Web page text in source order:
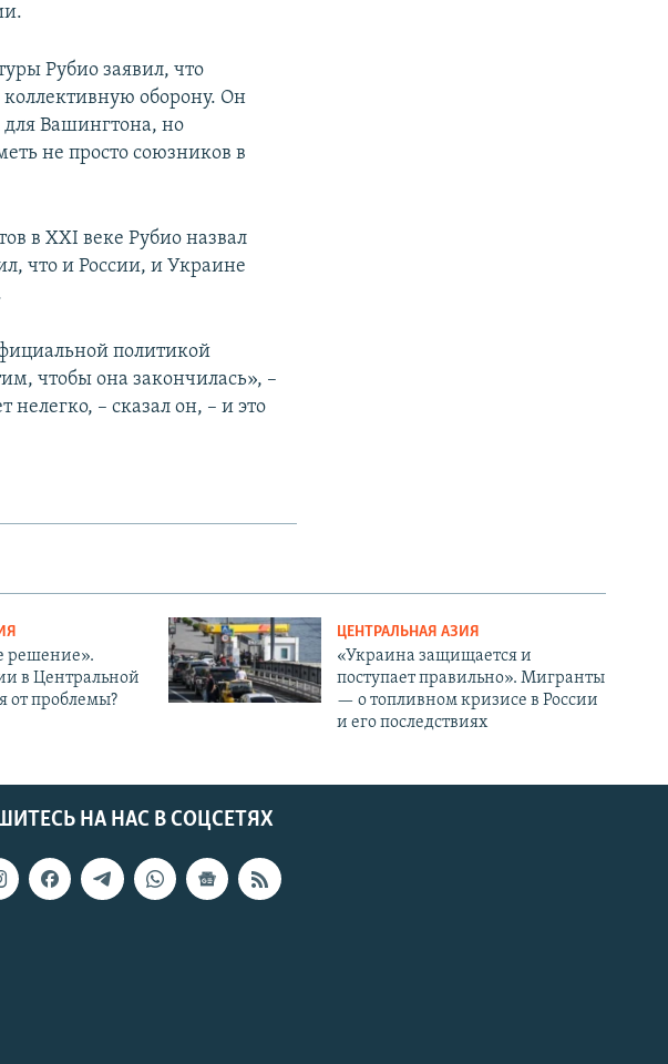
Рубио заявил, что
оборону. Он
Вашингтона, но
не просто союзников в
в XXI веке Рубио назвал
что и России, и Украине
политикой
чтобы она закончилась», –
нелегко, – сказал он, – и это
решение».
в Центральной
от проблемы?
ЦЕНТРАЛЬНАЯ АЗИЯ
«Украина защищается и
поступает правильно». Мигранты
— о топливном кризисе в России
и его последствиях
НА НАС В СОЦСЕТЯХ